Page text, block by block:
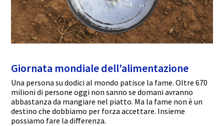
Giornata mondiale dell’alimentazione
Una persona su dodici al mondo patisce la fame. Oltre 670
milioni di persone oggi non sanno se domani avranno
abbastanza da mangiare nel piatto. Ma la fame non è un
destino che dobbiamo per forza accettare. Insieme
possiamo fare la differenza.